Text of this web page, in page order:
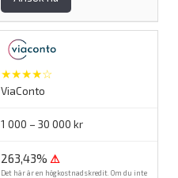
★★★★☆
ViaConto
1 000 – 30 000 kr
263,43% ⚠
Det här är en högkostnadskredit. Om du inte